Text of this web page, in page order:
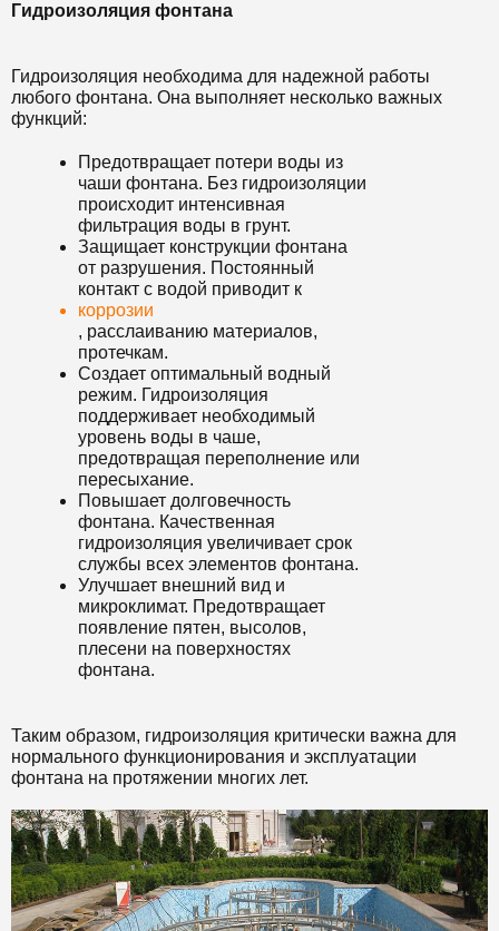
Гидроизоляция фонтана
Гидроизоляция необходима для надежной работы
любого фонтана. Она выполняет несколько важных
функций:
Предотвращает потери воды из
чаши фонтана. Без гидроизоляции
происходит интенсивная
фильтрация воды в грунт.
Защищает конструкции фонтана
от разрушения. Постоянный
контакт с водой приводит к
коррозии
, расслаиванию материалов,
протечкам.
Создает оптимальный водный
режим. Гидроизоляция
поддерживает необходимый
уровень воды в чаше,
предотвращая переполнение или
пересыхание.
Повышает долговечность
фонтана. Качественная
гидроизоляция увеличивает срок
службы всех элементов фонтана.
Улучшает внешний вид и
микроклимат. Предотвращает
появление пятен, высолов,
плесени на поверхностях
фонтана.
Таким образом, гидроизоляция критически важна для
нормального функционирования и эксплуатации
фонтана на протяжении многих лет.